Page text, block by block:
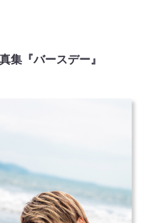
集『バースデー』